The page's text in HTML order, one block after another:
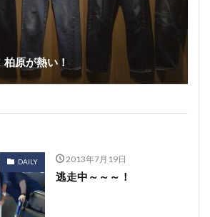
原が熱い！
DAILY 2013年7月19日
逃走中～～～！